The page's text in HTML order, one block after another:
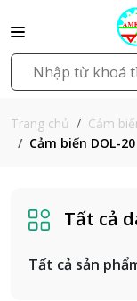
Trang chủ
Cảm
Cảm biến DOL-20
Tất cả
Tất cả sản